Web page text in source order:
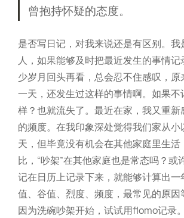
曾抱持怀疑的态度。
是否写日记，对我来说还是有区别。我
人，如果能够及时把最近发生的事情记
少岁月回头再看，总会忍不住感叹，
一天，还发生过这样的事情啊。如果不
样？也就流失了。最近在家，我又重新
的频度。在我印象深处觉得我们家从小
天，但毕竟没有机会在其他家庭里生活
比，“吵架”在其他家庭也是常态吗？或
记在日历上记录下来，就能够计算出一
值、谷值、烈度、频度，最常见的原因
因为洗碗吵架开始，试试用flomo记录。